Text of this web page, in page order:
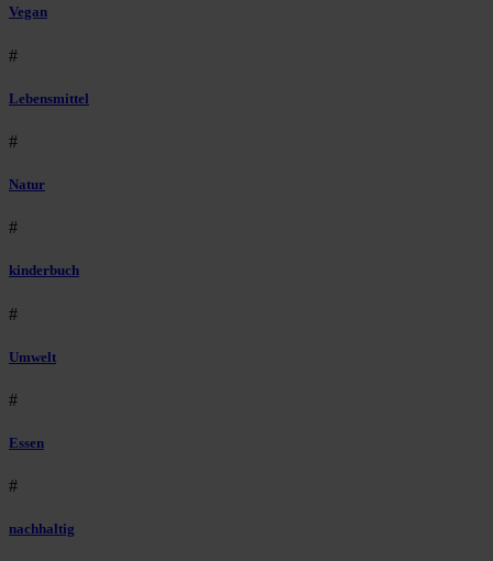
Vegan
#
Lebensmittel
#
Natur
#
kinderbuch
#
Umwelt
#
Essen
#
nachhaltig